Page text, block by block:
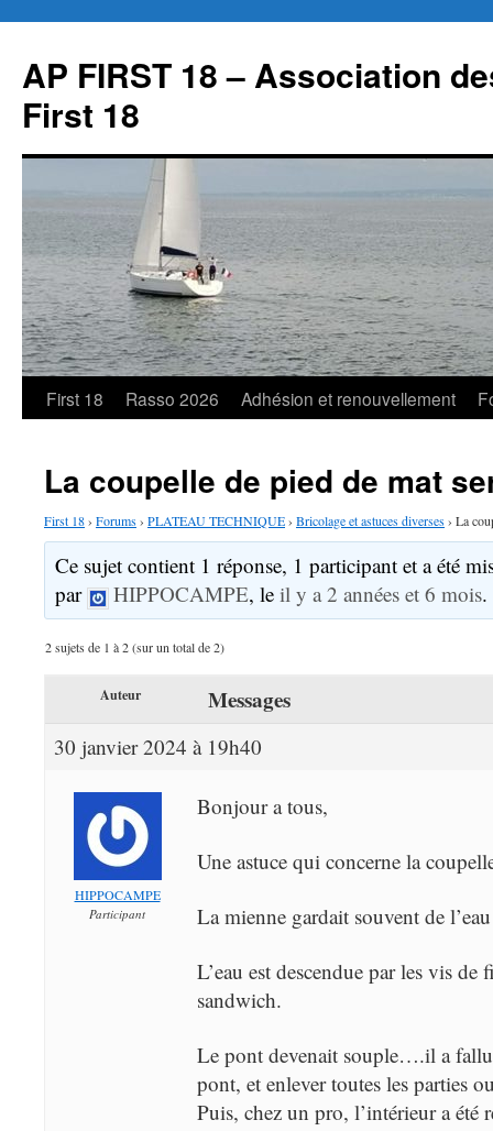
contenu
AP FIRST 18 – Association
First 18
First 18 Rasso 2026 Adhésion et renouvellement
La coupelle de pied de mat
First 18› Forums› PLATEAU TECHNIQUE› Bricolage et astuces diverses› La
Ce sujet contient 1 réponse, 1 participant et a été
par
HIPPOCAMPE, leil y a 2 années et 6 mois.
2 sujets de 1 à 2 (sur un total de 2)
Auteur Messages
30 janvier 2024 à 19h40
HIPPOCAMPE
Participant
Bonjour a tous,
Une astuce qui concerne la
La mienne gardait souvent de
L’eau est descendue par les vis
sandwich.
Le pont devenait souple….il a
pont, et enlever toutes les parties
Puis, chez un pro, l’intérieur a été